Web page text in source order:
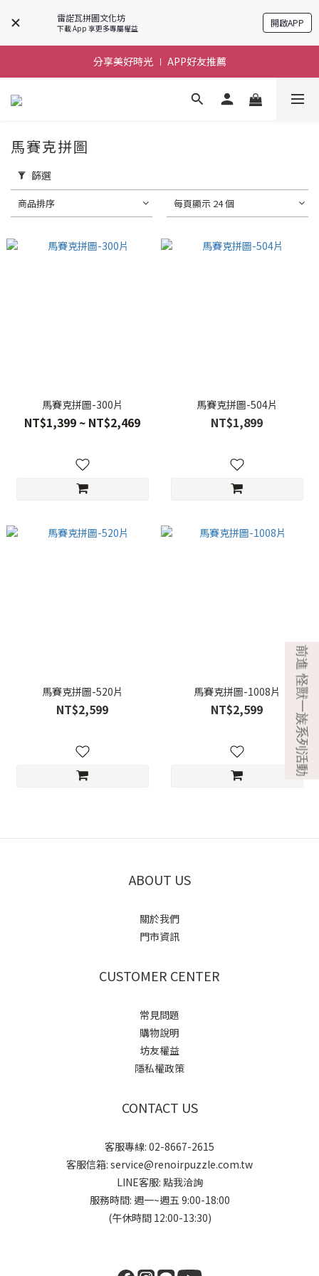
雷諾瓦拼圖文化坊
下載 App 享更多專屬權益 開啟APP
前進~怪獸一族系列活動!
前進~怪獸一族系列活動!
分享美好時光 ∣ APP好友推薦
前進~怪獸一族系列活動!
馬賽克拼圖
篩選
商品排序 每頁顯示 24 個
馬賽克拼圖-300片
NT$1,399 ~ NT$2,469
馬賽克拼圖-504片
NT$1,899
馬賽克拼圖-520片
NT$2,599
馬賽克拼圖-1008片
NT$2,599
ABOUT US
關於我們
門市資訊
CUSTOMER CENTER
常見問題
購物說明
坊友權益
隱私權政策
CONTACT US
客服專線: 02-8667-2615
客服信箱: service@renoirpuzzle.com.tw
LINE客服: 點我洽詢
服務時間: 週一~週五 9:00-18:00
(午休時間 12:00-13:30)